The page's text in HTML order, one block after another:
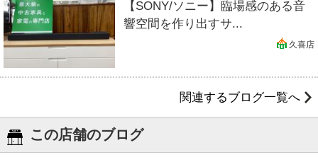
【SONY/ソニー】臨場感のある音
響空間を作り出すサ...
久喜店
関連するブログ一覧へ
この店舗のブログ